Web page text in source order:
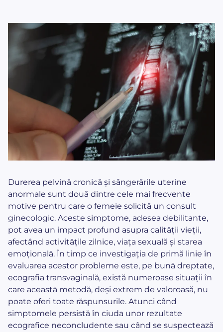
Durerea pelvină cronică și sângerările uterine
anormale sunt două dintre cele mai frecvente
motive pentru care o femeie solicită un consult
ginecologic. Aceste simptome, adesea debilitante,
pot avea un impact profund asupra calității vieții,
afectând activitățile zilnice, viața sexuală și starea
emoțională. În timp ce investigația de primă linie în
evaluarea acestor probleme este, pe bună dreptate,
ecografia transvaginală, există numeroase situații în
care această metodă, deși extrem de valoroasă, nu
poate oferi toate răspunsurile. Atunci când
simptomele persistă în ciuda unor rezultate
ecografice neconcludente sau când se suspectează